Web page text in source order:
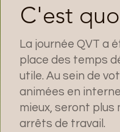
C'est
La journée QVT a
place des temps
utile. Au sein de
animées en
mieux, seront plus
arrêts de travail.